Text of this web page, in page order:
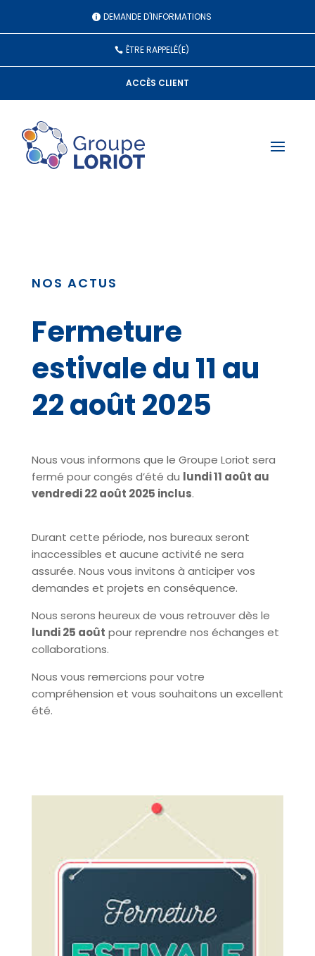
DEMANDE D'INFORMATIONS
ÊTRE RAPPELÉ(E)
ACCÈS CLIENT
NOS ACTUS
Fermeture
estivale du 11 au
22 août 2025
Nous vous informons que le Groupe Loriot sera
fermé pour congés d’été du lundi 11 août au
vendredi 22 août 2025 inclus.
Durant cette période, nos bureaux seront
inaccessibles et aucune activité ne sera
assurée. Nous vous invitons à anticiper vos
demandes et projets en conséquence.
Nous serons heureux de vous retrouver dès le
lundi 25 août pour reprendre nos échanges et
collaborations.
Nous vous remercions pour votre
compréhension et vous souhaitons un excellent
été.